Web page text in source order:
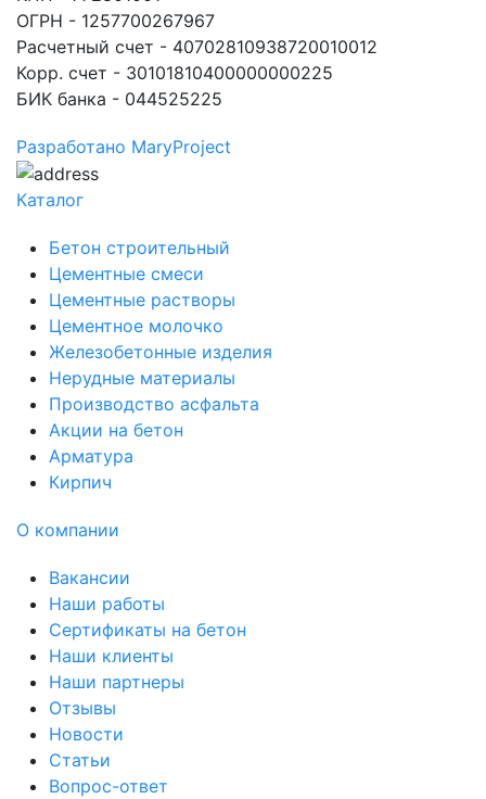
ОГРН - 1257700267967
Расчетный счет - 40702810938720010012
Корр. счет - 30101810400000000225
БИК банка - 044525225
Разработано MaryProject
Каталог
Бетон строительный
Цементные смеси
Цементные растворы
Цементное молочко
Железобетонные изделия
Нерудные материалы
Производство асфальта
Акции на бетон
Арматура
Кирпич
О компании
Вакансии
Наши работы
Сертификаты на бетон
Наши клиенты
Наши партнеры
Отзывы
Новости
Статьи
Вопрос-ответ